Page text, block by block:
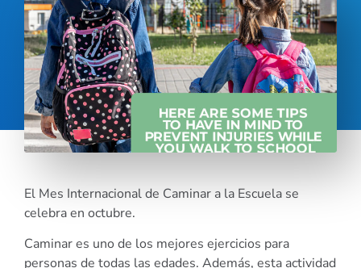
El Mes Internacional de Caminar a la Escuela se
celebra en octubre.
Caminar es uno de los mejores ejercicios para
personas de todas las edades. Además, esta actividad